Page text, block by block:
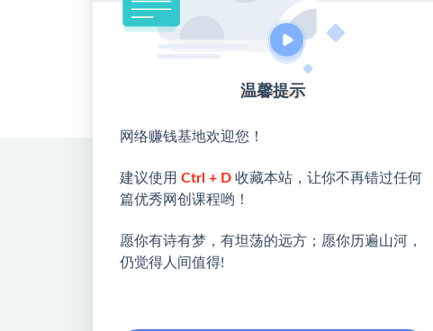
温馨提示
网络赚钱基地欢迎您！
建议使用 Ctrl + D 收藏本站，让你不再错过任何
篇优秀网创课程哟！
愿你有诗有梦，有坦荡的远方；愿你历遍山河，
仍觉得人间值得!